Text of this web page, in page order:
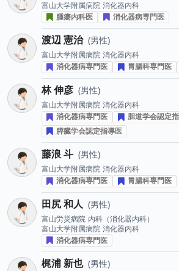
富山大学附属病院 消化器内科
腫瘍内科医
消化器病専門医
渡辺 憲治 男性
富山大学附属病院 消化器内科
消化器病専門医
胃腸科専門医
林 伸彦 男性
富山大学附属病院 消化器内科
消化器病専門医
胆道学会認定
膵臓学会認定指導医
藤浪 斗 男性
富山大学附属病院 消化器内科
消化器病専門医
胃腸科専門医
田尻 和人 男性
富山労災病院 内科（消化器内科）
富山大学附属病院 消化器内科
消化器病専門医
梶浦 新也 男性